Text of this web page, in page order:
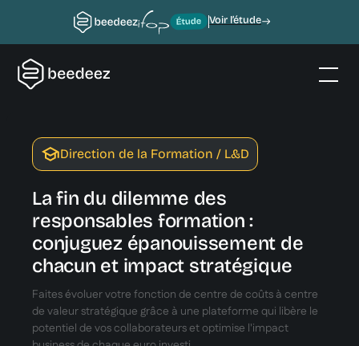
Voir l’étude
Direction de la Formation / L&D
La fin du dilemme des
responsables formation :
conjuguez épanouissement de
chacun et impact stratégique
Faites évoluer votre fonction de centre de coûts à centre
de valeur stratégique grâce à une plateforme qui libère le
potentiel de vos collaborateurs et optimise l'impact